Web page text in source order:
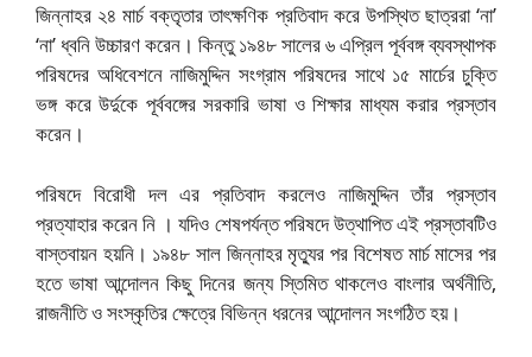
জিন্নাহর ২৪ মার্চ বক্তৃতার তাৎক্ষণিক প্রতিবাদ করে উপস্থিত ছাত্ররা ‘না’
‘না’ ধ্বনি উচ্চারণ করেন। কিন্তু ১৯৪৮ সালের ৬ এপ্রিল পূর্ববঙ্গ ব্যবস্থাপক
পরিষদের অধিবেশনে নাজিমুদ্দিন সংগ্রাম পরিষদের সাথে ১৫ মার্চের চুক্তি
ভঙ্গ করে উর্দুকে পূর্ববঙ্গের সরকারি ভাষা ও শিক্ষার মাধ্যম করার প্রস্তাব
করেন।
পরিষদে বিরোধী দল এর প্রতিবাদ করলেও নাজিমুদ্দিন তাঁর প্রস্তাব
প্রত্যাহার করেন নি । যদিও শেষপর্যন্ত পরিষদে উত্থাপিত এই প্রস্তাবটিও
বাস্তবায়ন হয়নি। ১৯৪৮ সাল জিন্নাহর মৃত্যুর পর বিশেষত মার্চ মাসের পর
হতে ভাষা আন্দোলন কিছু দিনের জন্য স্তিমিত থাকলেও বাংলার অর্থনীতি,
রাজনীতি ও সংস্কৃতির ক্ষেত্রে বিভিন্ন ধরনের আন্দোলন সংগঠিত হয়।